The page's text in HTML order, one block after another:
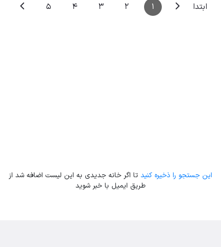
ابتدا 1
2
3
4
5
این جستجو را ذخیره کنید تا اگر خانه جدیدی به این لیست اضافه شد از
طریق ایمیل با خبر شوید